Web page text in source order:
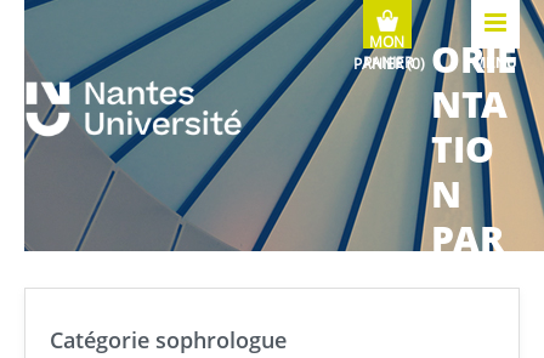
MENU
ORIE
NTA
TIO
N
PAR
COU
Catégorie sophrologue